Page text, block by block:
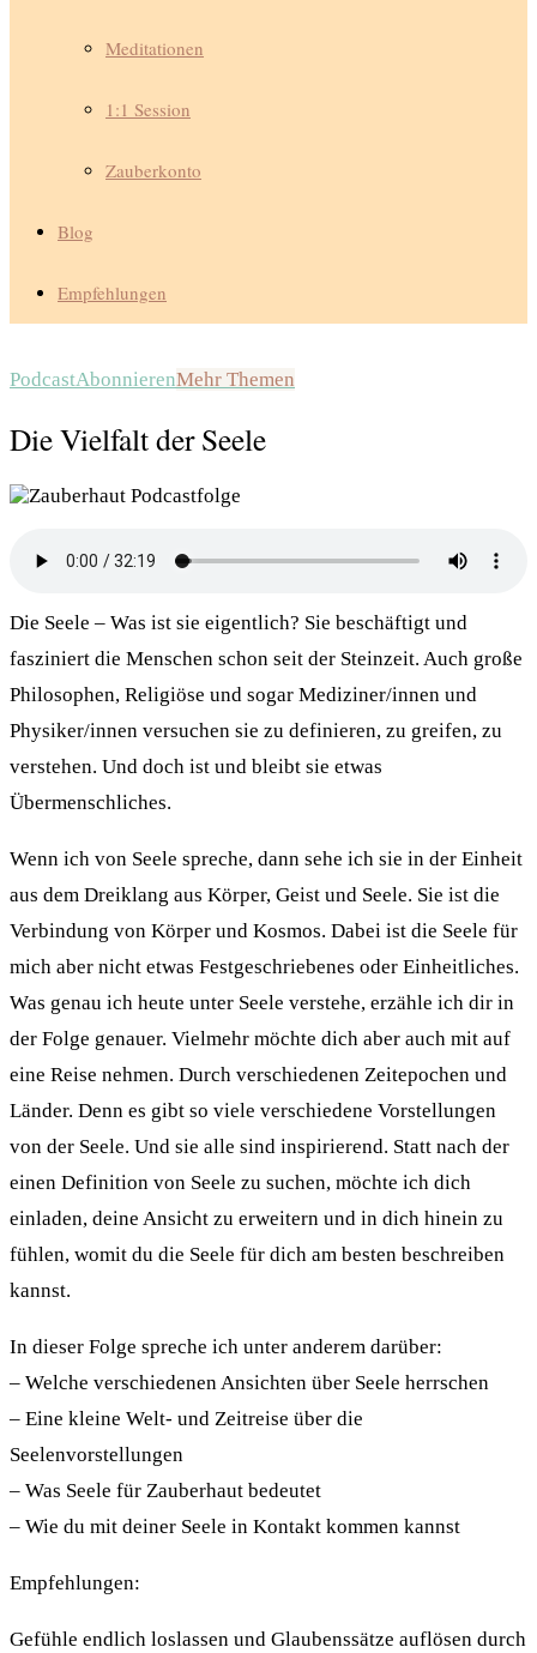
Meditationen
1:1 Session
Zauberkonto
Blog
Empfehlungen
PodcastAbonnierenMehr Themen
Die Vielfalt der Seele
Die Seele – Was ist sie eigentlich? Sie beschäftigt und
fasziniert die Menschen schon seit der Steinzeit. Auch große
Philosophen, Religiöse und sogar Mediziner/innen und
Physiker/innen versuchen sie zu definieren, zu greifen, zu
verstehen. Und doch ist und bleibt sie etwas
Übermenschliches.
Wenn ich von Seele spreche, dann sehe ich sie in der Einheit
aus dem Dreiklang aus Körper, Geist und Seele. Sie ist die
Verbindung von Körper und Kosmos. Dabei ist die Seele für
mich aber nicht etwas Festgeschriebenes oder Einheitliches.
Was genau ich heute unter Seele verstehe, erzähle ich dir in
der Folge genauer. Vielmehr möchte dich aber auch mit auf
eine Reise nehmen. Durch verschiedenen Zeitepochen und
Länder. Denn es gibt so viele verschiedene Vorstellungen
von der Seele. Und sie alle sind inspirierend. Statt nach der
einen Definition von Seele zu suchen, möchte ich dich
einladen, deine Ansicht zu erweitern und in dich hinein zu
fühlen, womit du die Seele für dich am besten beschreiben
kannst.
In dieser Folge spreche ich unter anderem darüber:
– Welche verschiedenen Ansichten über Seele herrschen
– Eine kleine Welt- und Zeitreise über die
Seelenvorstellungen
– Was Seele für Zauberhaut bedeutet
– Wie du mit deiner Seele in Kontakt kommen kannst
Empfehlungen:
Gefühle endlich loslassen und Glaubenssätze auflösen durch